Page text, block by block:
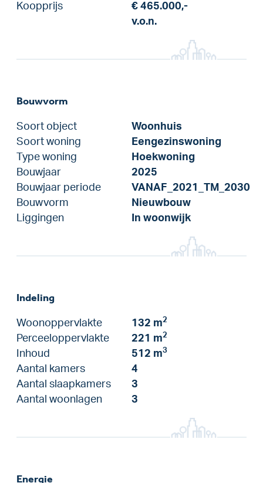
Koopprijs
€ 465.000,-
v.o.n.
Bouwvorm
Soort object
Woonhuis
Soort woning
Eengezinswoning
Type woning
Hoekwoning
Bouwjaar
2025
Bouwjaar periode
VANAF_2021_TM_2030
Bouwvorm
Nieuwbouw
Liggingen
In woonwijk
Indeling
Woonoppervlakte 132 m2
Perceeloppervlakte 221 m2
Inhoud 512 m3
Aantal kamers
4
Aantal slaapkamers
3
Aantal woonlagen
3
Energie